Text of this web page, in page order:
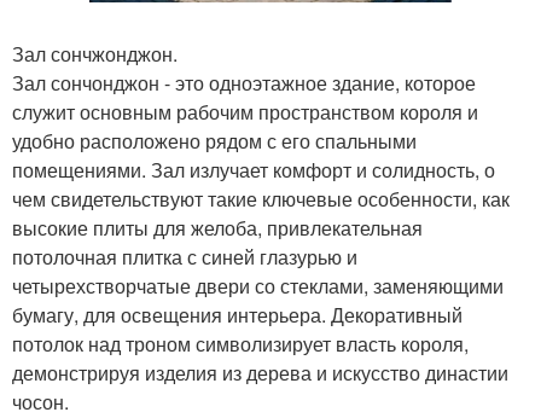
Зал сончжонджон.
Зал сончонджон - это одноэтажное здание, которое
служит основным рабочим пространством короля и
удобно расположено рядом с его спальными
помещениями. Зал излучает комфорт и солидность, о
чем свидетельствуют такие ключевые особенности, как
высокие плиты для желоба, привлекательная
потолочная плитка с синей глазурью и
четырехстворчатые двери со стеклами, заменяющими
бумагу, для освещения интерьера. Декоративный
потолок над троном символизирует власть короля,
демонстрируя изделия из дерева и искусство династии
чосон.